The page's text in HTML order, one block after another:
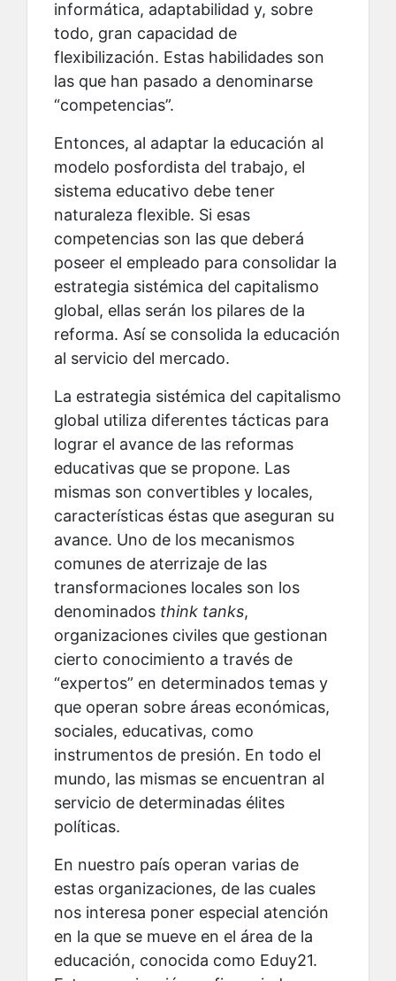
informática, adaptabilidad y, sobre
todo, gran capacidad de
flexibilización. Estas habilidades son
las que han pasado a denominarse
“competencias”.
Entonces, al adaptar la educación al
modelo posfordista del trabajo, el
sistema educativo debe tener
naturaleza flexible. Si esas
competencias son las que deberá
poseer el empleado para consolidar la
estrategia sistémica del capitalismo
global, ellas serán los pilares de la
reforma. Así se consolida la educación
al servicio del mercado.
La estrategia sistémica del capitalismo
global utiliza diferentes tácticas para
lograr el avance de las reformas
educativas que se propone. Las
mismas son convertibles y locales,
características éstas que aseguran su
avance. Uno de los mecanismos
comunes de aterrizaje de las
transformaciones locales son los
denominados think tanks,
organizaciones civiles que gestionan
cierto conocimiento a través de
“expertos” en determinados temas y
que operan sobre áreas económicas,
sociales, educativas, como
instrumentos de presión. En todo el
mundo, las mismas se encuentran al
servicio de determinadas élites
políticas.
En nuestro país operan varias de
estas organizaciones, de las cuales
nos interesa poner especial atención
en la que se mueve en el área de la
educación, conocida como Eduy21.